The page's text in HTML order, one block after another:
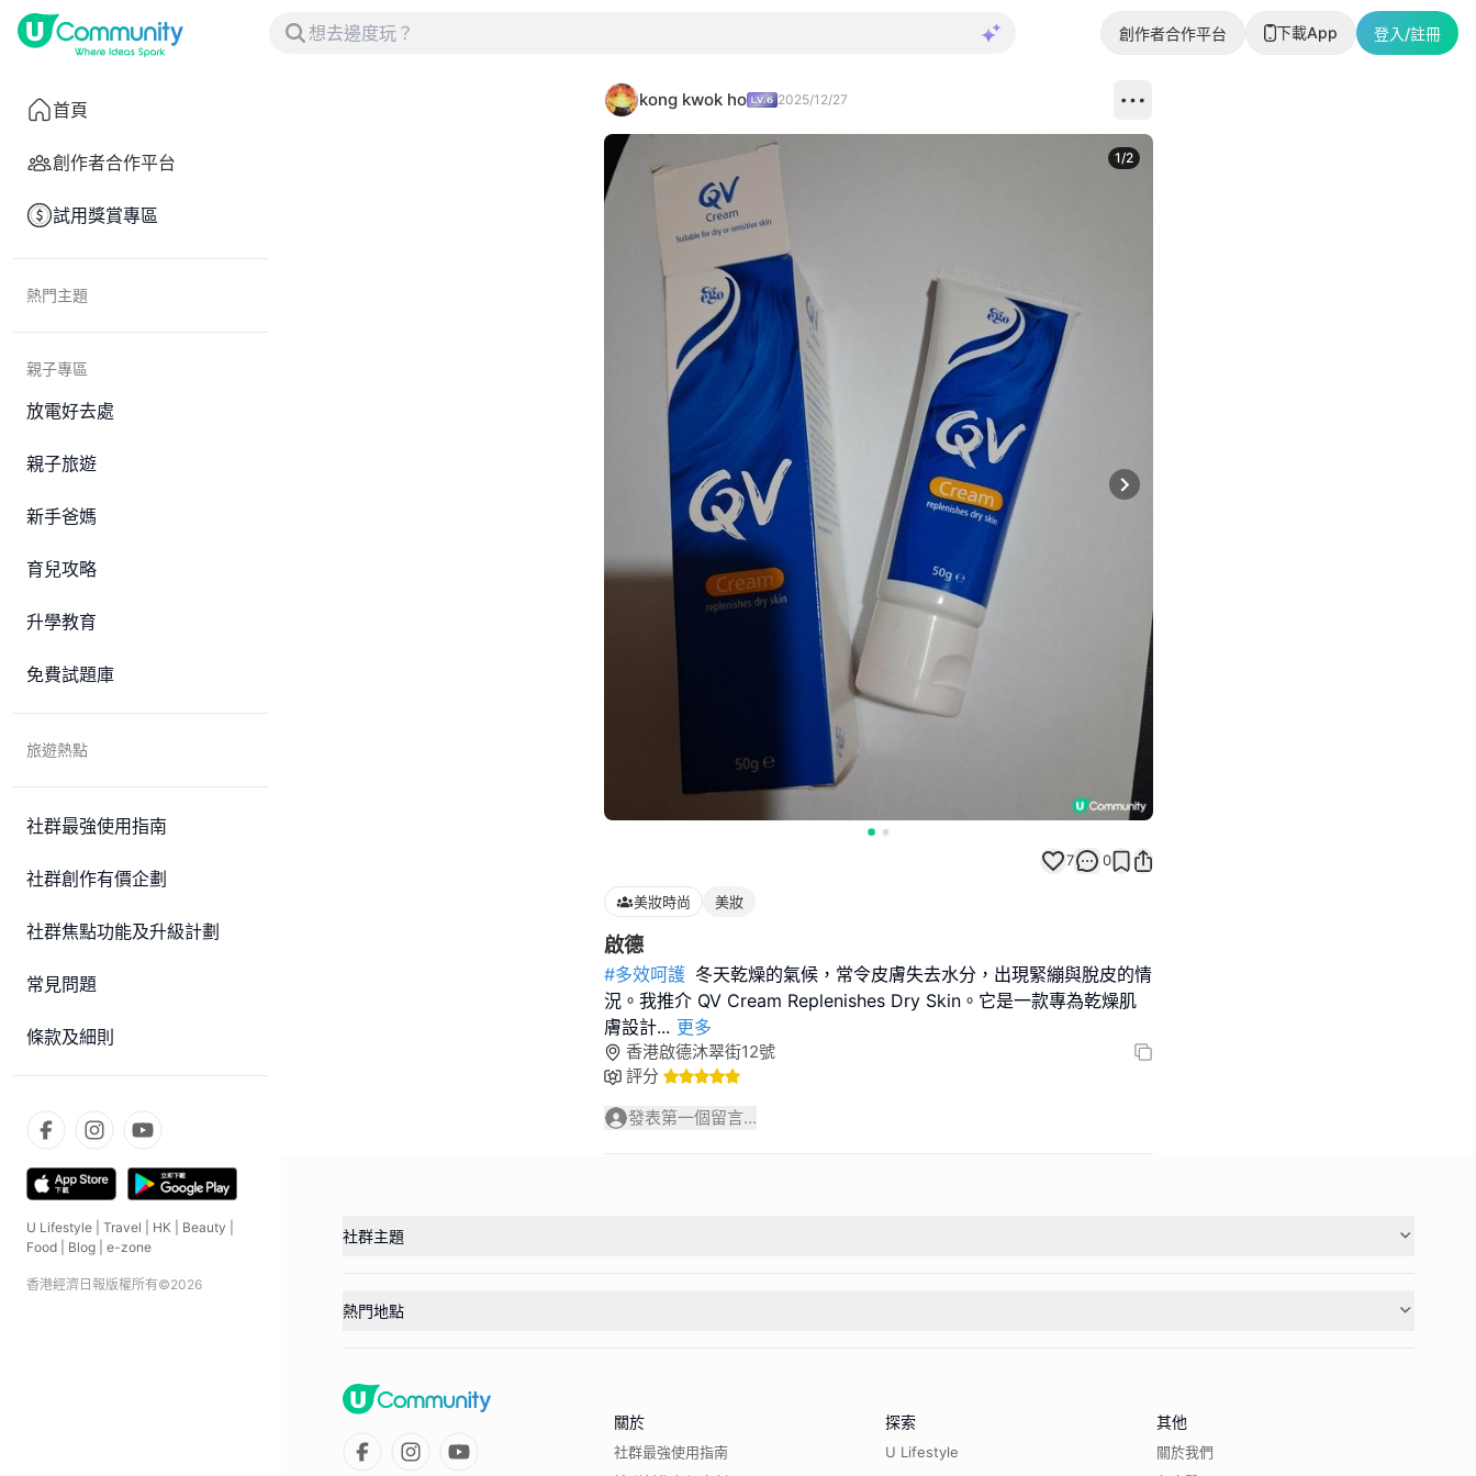
創作者合作平台 下載App 登入/註冊
首頁
創作者合作平台
試用獎賞專區
熱門主題
親子專區
放電好去處
親子旅遊
新手爸媽
育兒攻略
升學教育
免費試題庫
旅遊熱點
社群最強使用指南
社群創作有價企劃
社群焦點功能及升級計劃
常見問題
條款及細則
U Lifestyle Travel HK Beauty
Food
Blog e-zone
香港經濟日報版權所有©2026
kong kwok ho 2025/12/27
Next slide
1/2
7 0
美妝時尚 美妝
啟德
#多效呵護 冬天乾燥的氣候，常令皮膚失去水分，出現緊繃與脫皮的情
況。我推介 QV Cream Replenishes Dry Skin。它是一款專為乾燥肌
膚設計... 更多
香港啟德沐翠街12號
評分
發表第一個留言...
社群主題
熱門地點
關於
社群最強使用指南
探索
U Lifestyle
其他
關於我們